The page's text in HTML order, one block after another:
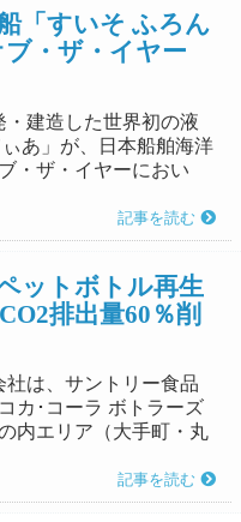
「すいそ ふろん
・ザ・イヤー
・建造した世界初の液
あ」が、日本船舶海洋
・ザ・イヤーにおい
記事を読む
ットボトル再生
排出量60％削
社は、サントリー食品
カ･コーラ ボトラーズ
内エリア（大手町・丸
記事を読む